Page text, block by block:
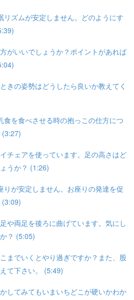
リズムが安定しません。どのようにす
がいいでしょうか？ポイントがあれば
きの姿勢はどうしたら良いか教えてく
食を食べさせる時の抱っこの仕方につ
(3:27)
チェアを使っています。足の高さはど
うか？ (1:26)
りが安定しません。お座りの発達を促
(3:09)
や両足を後ろに曲げています。気にし
？ (5:05)
までいくとやり過ぎですか？また、股
て下さい。 (5:49)
してみてもいまいちどこが硬いかわか